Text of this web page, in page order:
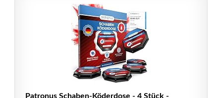
Patronus Schaben-Köderdose - 4 Stück -